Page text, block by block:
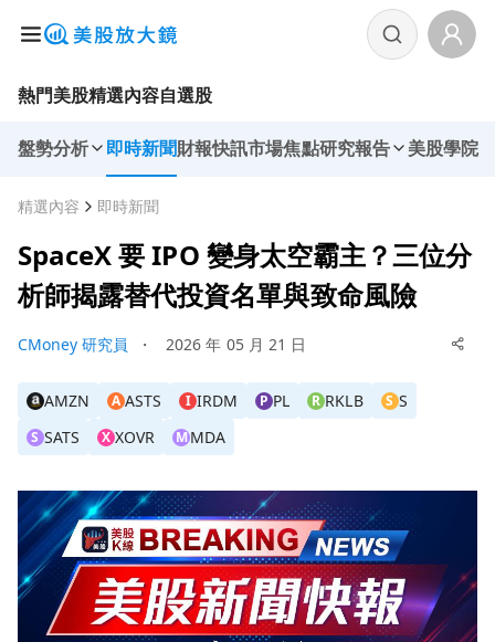
熱門美股精選內容自選股
盤勢分析 即時新聞財報快訊市場焦點研究報告 美股學院
精選內容 即時新聞
SpaceX 要 IPO 變身太空霸主？三位分
析師揭露替代投資名單與致命風險
CMoney 研究員 ・ 2026 年 05 月 21 日
AMZN A ASTS I IRDM P PL R RKLB S S
S SATS X XOVR MMDA